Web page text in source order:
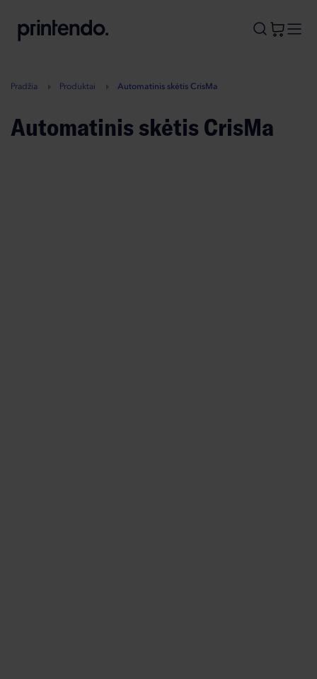
A
Pradžia Produktai Automatinis skėtis CrisMa
Automatinis skėtis CrisMa